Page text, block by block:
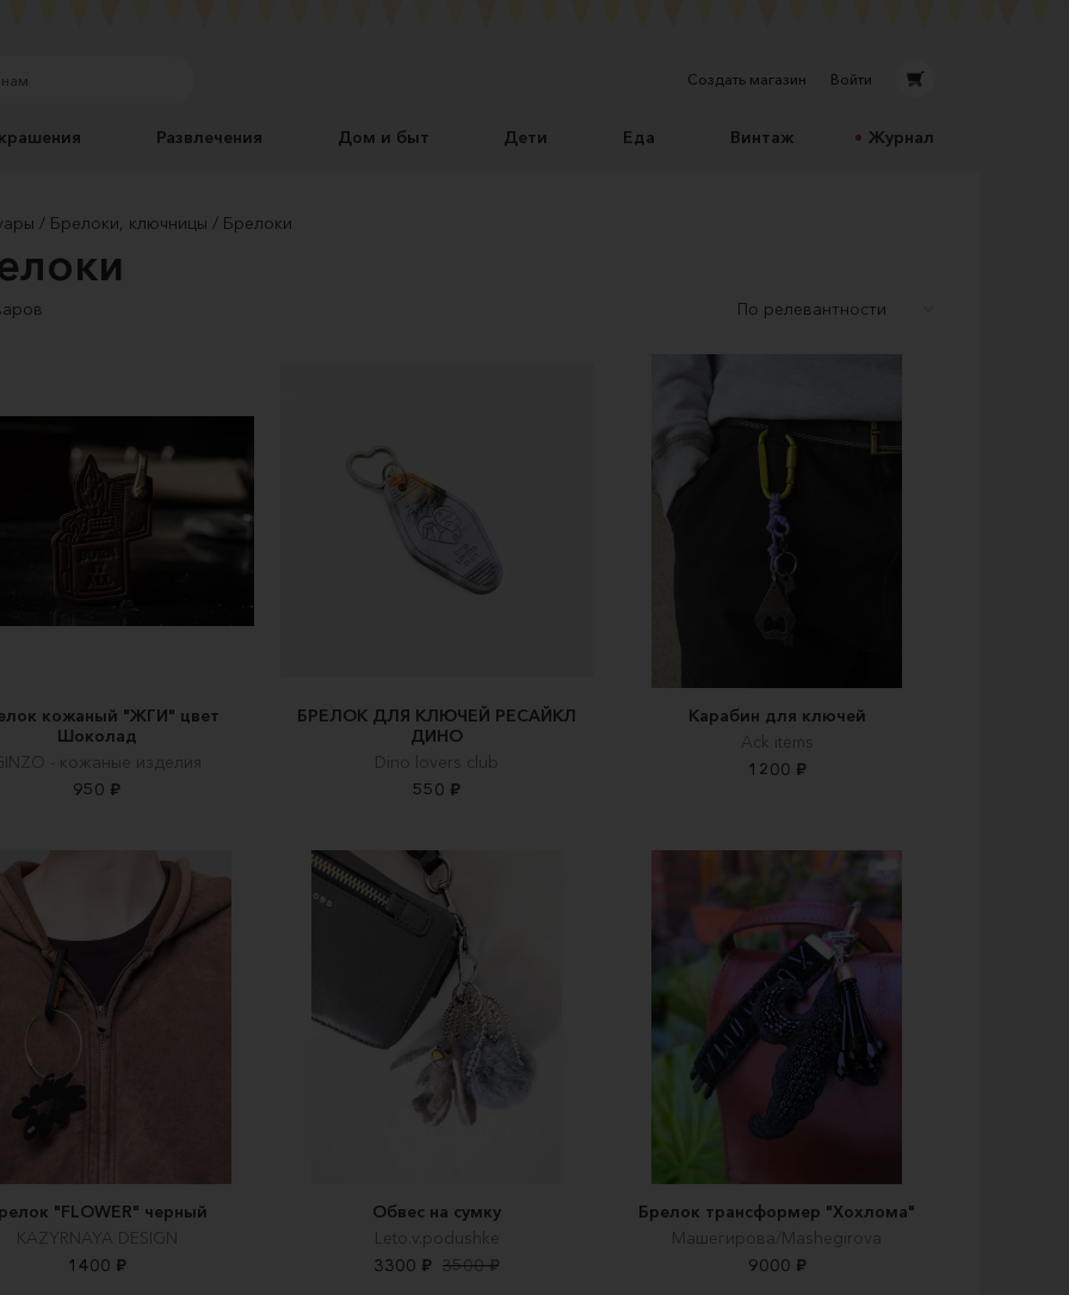
Создать магазин Войти
Развлечения Дом и быт Дети Еда Винтаж Журнал
Брелоки, ключницы Брелоки
кожаный "ЖГИ" цвет
Шоколад
- кожаные изделия
950 ₽
БРЕЛОК ДЛЯ КЛЮЧЕЙ РЕСАЙКЛ
ДИНО
Dino lovers club
550 ₽
Карабин для ключей
Ack items
1200 ₽
"FLOWER" черный
KAZYRNAYA DESIGN
1400 ₽
Обвес на сумку
Leto.v.podushke
3300 ₽ 3500 ₽
Брелок трансформер "Хохлома"
Машегирова/Mashegirova
9000 ₽